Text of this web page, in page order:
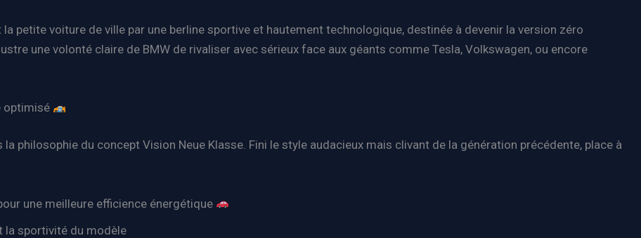
petite voiture de ville par une berline sportive et hautement technologique, destinée à devenir la version zéro
une volonté claire de BMW de rivaliser avec sérieux face aux géants comme Tesla, Volkswagen, ou encore
optimisé
philosophie du concept Vision Neue Klasse. Fini le style audacieux mais clivant de la génération précédente, place à
une meilleure efficience énergétique
la sportivité du modèle